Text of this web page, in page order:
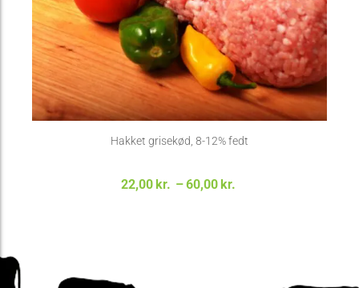
Hakket grisekød, 8-12% fedt
22,00kr. –60,00kr.